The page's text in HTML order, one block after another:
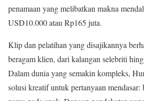
penamaan yang melibatkan makna
USD10.000 atau Rp165 juta.
Klip dan pelatihan yang disajikannya
beragam klien, dari kalangan selebriti
Dalam dunia yang semakin kompleks,
solusi kreatif untuk pertanyaan mendasar: